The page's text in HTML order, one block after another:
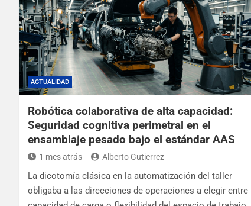
ACTUALIDAD
Robótica colaborativa de alta capacidad:
Seguridad cognitiva perimetral en el
ensamblaje pesado bajo el estándar AAS
1 mes atrás Alberto Gutierrez
La dicotomía clásica en la automatización del taller
obligaba a las direcciones de operaciones a elegir entre